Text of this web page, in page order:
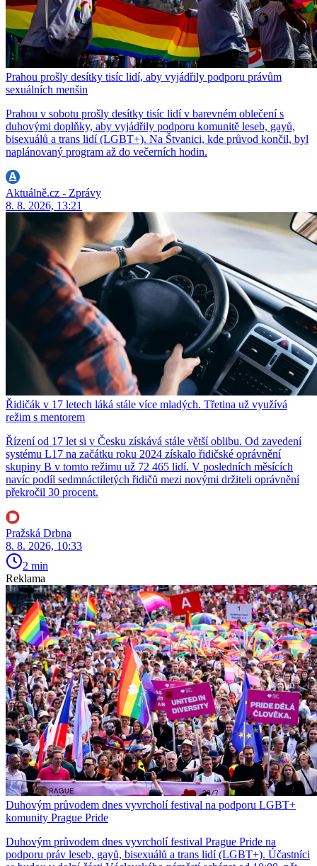
Prahou prošly desítky tisíc lidí, aby vyjádřily podporu právům
sexuálních menšin
Prahou v sobotu prošly desítky tisíc lidí v barevném oblečení s
duhovými doplňky, aby vyjádřily podporu komunitě leseb, gayů,
bisexuálů a trans lidí (LGBT+). Na Štvanici, kde průvod končil, byl
naplánovaný program až do večerních hodin.
Aktuálně.cz - Zprávy
8. 8. 2026, 13:21
Řidičák v 17 letech láká stále více mladých. Třetina už využívá
režim s mentorem
Řízení od 17 let si v Česku získává stále větší oblibu. Od zavedení
systému L17 na začátku roku 2024 získalo řidičské oprávnění
skupiny B v tomto režimu už 72 465 lidí. V posledních měsících
navíc podíl sedmnáctiletých řidičů mezi novými držiteli oprávnění
překročil 30 procent.
Pražská Drbna
8. 8. 2026, 10:33
2 min
Reklama
Duhovým průvodem dnes vyvrcholí festival na podporu LGBT+
komunity Prague Pride
Duhovým průvodem dnes vyvrcholí festival Prague Pride na
podporu práv leseb, gayů, bisexuálů a trans lidí (LGBT+). Účastníci